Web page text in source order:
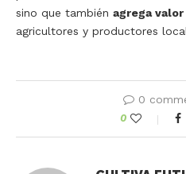
sino que también agrega valor
agricultores y productores
0
0